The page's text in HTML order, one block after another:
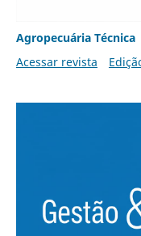
Agropecuária Técnica
Acessar revista